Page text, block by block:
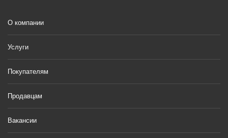
О компании
Услуги
Покупателям
Продавцам
Вакансии